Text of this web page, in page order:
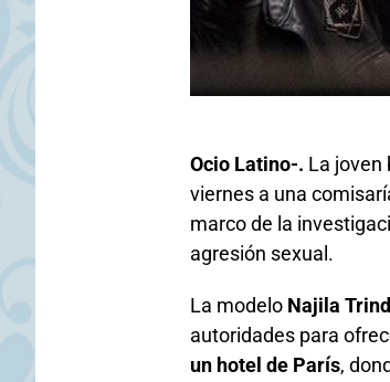
Ocio Latino-. La joven
viernes a una
marco de la
agresión sexual.
La modelo Najila
autoridades para
un hotel de París,